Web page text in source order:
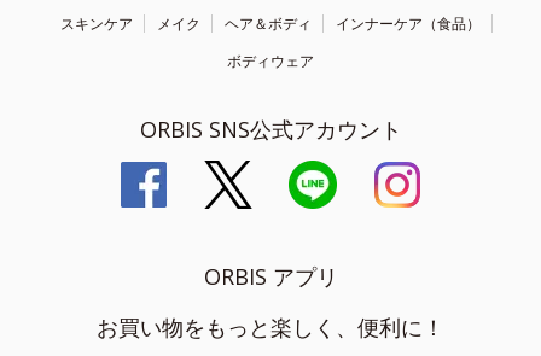
スキンケア メイク ヘア＆ボディ
インナーケア（食品）
ボディウェア
ORBIS SNS公式アカウント
ORBIS アプリ
お買い物をもっと楽しく、便利に！